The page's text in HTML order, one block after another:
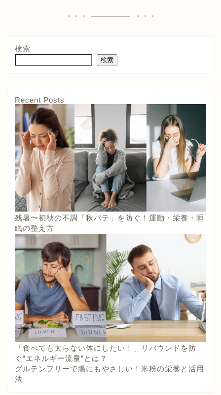
検索
検索
Recent Posts
残暑〜初秋の不調「秋バテ」を防ぐ！運動・栄養・睡
眠の整え方
「食べても太らない体にしたい！」リバウンドを防
ぐ“エネルギー流量”とは？
グルテンフリーで腸にもやさしい！米粉の栄養と活用
法